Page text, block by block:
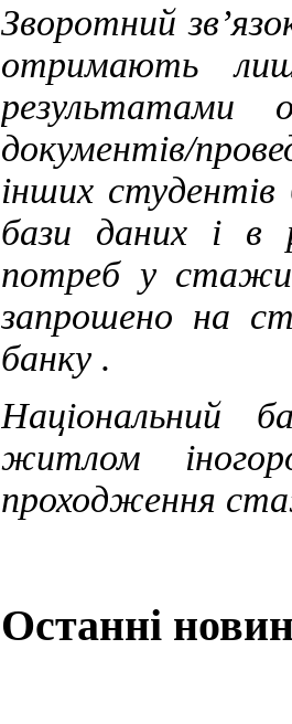
Зворотний
отримають
документів/
інших студентів
бази даних і в
потреб у
запрошено на
банку .
Національний
житлом
проходження
Останні